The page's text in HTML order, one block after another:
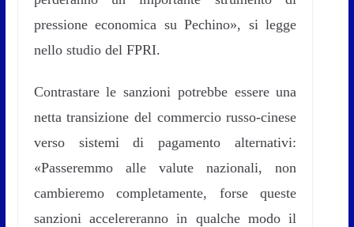
pressione economica su Pechino», si legge
nello studio del FPRI.
Contrastare le sanzioni potrebbe essere una
netta transizione del commercio russo-cinese
verso sistemi di pagamento alternativi:
«Passeremmo alle valute nazionali, non
cambieremo completamente, forse queste
sanzioni accelereranno in qualche modo il